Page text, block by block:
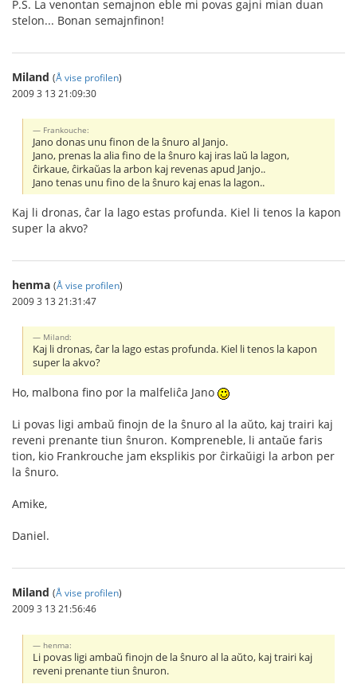
P.S. La venontan semajnon eble mi povas gajni mian duan
stelon... Bonan semajnfinon!
Miland (Å vise profilen)
2009 3 13 21:09:30
Frankouche:
Jano donas unu finon de la ŝnuro al Janjo.
Jano, prenas la alia fino de la ŝnuro kaj iras laŭ la lagon,
ĉirkaue, ĉirkaŭas la arbon kaj revenas apud Janjo..
Jano tenas unu fino de la ŝnuro kaj enas la lagon..
Kaj li dronas, ĉar la lago estas profunda. Kiel li tenos la kapon
super la akvo?
henma (Å vise profilen)
2009 3 13 21:31:47
Miland:
Kaj li dronas, ĉar la lago estas profunda. Kiel li tenos la kapon
super la akvo?
Ho, malbona fino por la malfeliĉa Jano
Li povas ligi ambaŭ finojn de la ŝnuro al la aŭto, kaj trairi kaj
reveni prenante tiun ŝnuron. Kompreneble, li antaŭe faris
tion, kio Frankrouche jam eksplikis por ĉirkaŭigi la arbon per
la ŝnuro.
Amike,
Daniel.
Miland (Å vise profilen)
2009 3 13 21:56:46
henma:
Li povas ligi ambaŭ finojn de la ŝnuro al la aŭto, kaj trairi kaj
reveni prenante tiun ŝnuron.